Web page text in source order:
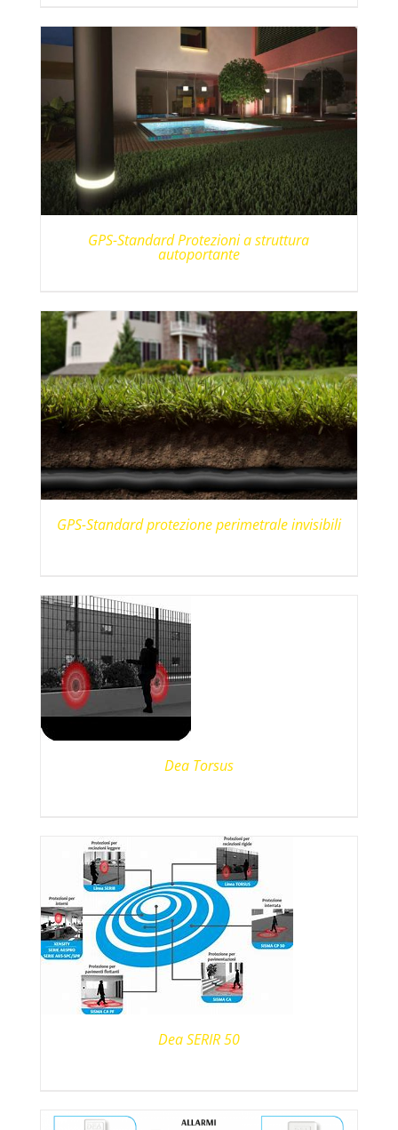
GPS-Standard Protezioni a struttura
autoportante
GPS-Standard protezione perimetrale invisibili
Dea Torsus
Dea SERIR 50